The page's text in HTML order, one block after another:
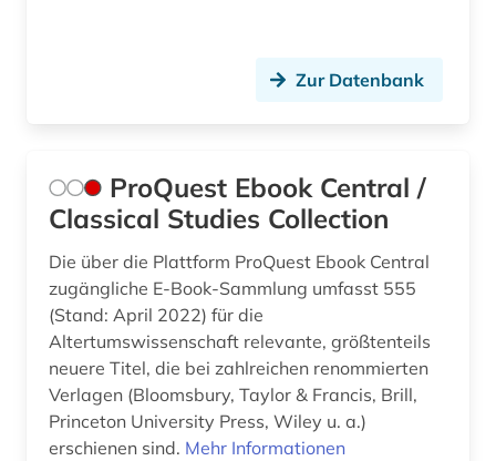
Zur Datenbank
ProQuest Ebook Central /
Classical Studies Collection
Die über die Plattform ProQuest Ebook Central
zugängliche E-Book-Sammlung umfasst 555
(Stand: April 2022) für die
Altertumswissenschaft relevante, größtenteils
neuere Titel, die bei zahlreichen renommierten
Verlagen (Bloomsbury, Taylor & Francis, Brill,
Princeton University Press, Wiley u. a.)
erschienen sind. Mehr Informationen